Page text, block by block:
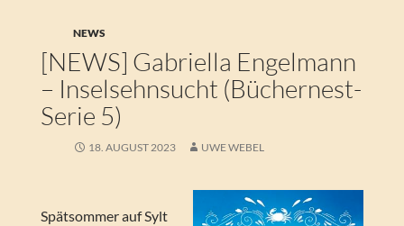
NEWS
[NEWS] Gabriella Engelmann
– Inselsehnsucht (Büchernest-
Serie 5)
18. AUGUST 2023 UWE WEBEL
Spätsommer auf Sylt